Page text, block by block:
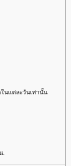
นแต่ละวันเท่านั้น
.